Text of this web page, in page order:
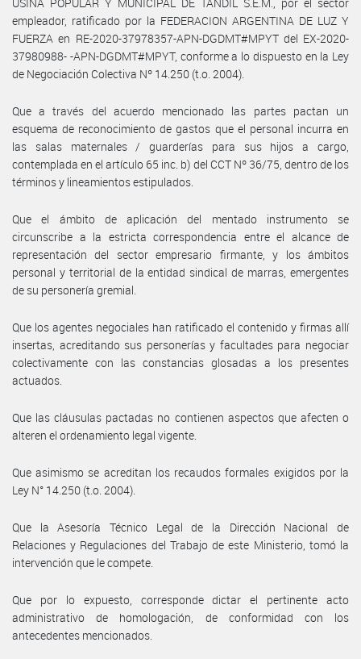
empleador, ratificado por la FEDERACION ARGENTINA DE LUZ Y
FUERZA en RE-2020-37978357-APN-DGDMT#MPYT del EX-2020-
37980988- -APN-DGDMT#MPYT, conforme a lo dispuesto en la Ley
de Negociación Colectiva Nº 14.250 (t.o. 2004).
Que a través del acuerdo mencionado las partes pactan un
esquema de reconocimiento de gastos que el personal incurra en
las salas maternales / guarderías para sus hijos a cargo,
contemplada en el artículo 65 inc. b) del CCT Nº 36/75, dentro de los
términos y lineamientos estipulados.
Que el ámbito de aplicación del mentado instrumento se
circunscribe a la estricta correspondencia entre el alcance de
representación del sector empresario firmante, y los ámbitos
personal y territorial de la entidad sindical de marras, emergentes
de su personería gremial.
Que los agentes negociales han ratificado el contenido y firmas allí
insertas, acreditando sus personerías y facultades para negociar
colectivamente con las constancias glosadas a los presentes
actuados.
Que las cláusulas pactadas no contienen aspectos que afecten o
alteren el ordenamiento legal vigente.
Que asimismo se acreditan los recaudos formales exigidos por la
Ley N° 14.250 (t.o. 2004).
Que la Asesoría Técnico Legal de la Dirección Nacional de
Relaciones y Regulaciones del Trabajo de este Ministerio, tomó la
intervención que le compete.
Que por lo expuesto, corresponde dictar el pertinente acto
administrativo de homologación, de conformidad con los
antecedentes mencionados.